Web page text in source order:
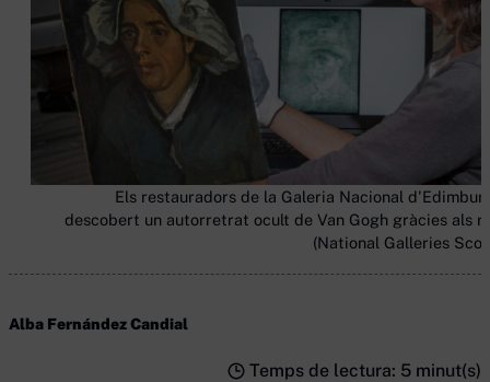
Els restauradors de la Galeria Nacional
descobert un autorretrat ocult de Van Gogh gràcies als
(National Galleries
Alba Fernández Candial
Temps de lectura: 5 minut(s)